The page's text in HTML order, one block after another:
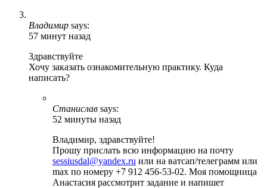
Владимир says:
57 минут назад
Здравствуйте
Хочу заказать ознакомительную практику. Куда
написать?
Станислав says:
52 минуты назад
Владимир, здравствуйте!
Прошу прислать всю информацию на почту
sessiusdal@yandex.ru или на ватсап/телеграмм или
max по номеру +7 912 456-53-02. Моя помощница
Анастасия рассмотрит задание и напишет